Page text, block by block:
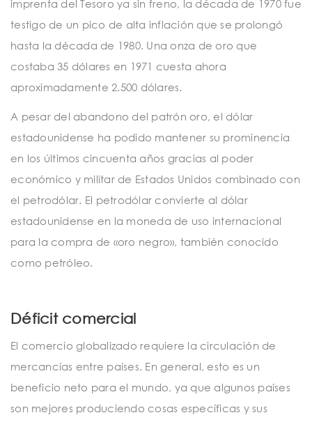
imprenta del Tesoro ya sin freno, la década de 1970 fue
testigo de un pico de alta inflación que se prolongó
hasta la década de 1980. Una onza de oro que
costaba 35 dólares en 1971 cuesta ahora
aproximadamente 2.500 dólares.
A pesar del abandono del patrón oro, el dólar
estadounidense ha podido mantener su prominencia
en los últimos cincuenta años gracias al poder
económico y militar de Estados Unidos combinado con
el petrodólar. El petrodólar convierte al dólar
estadounidense en la moneda de uso internacional
para la compra de «oro negro», también conocido
como petróleo.
Déficit comercial
El comercio globalizado requiere la circulación de
mercancías entre países. En general, esto es un
beneficio neto para el mundo, ya que algunos países
son mejores produciendo cosas específicas y sus